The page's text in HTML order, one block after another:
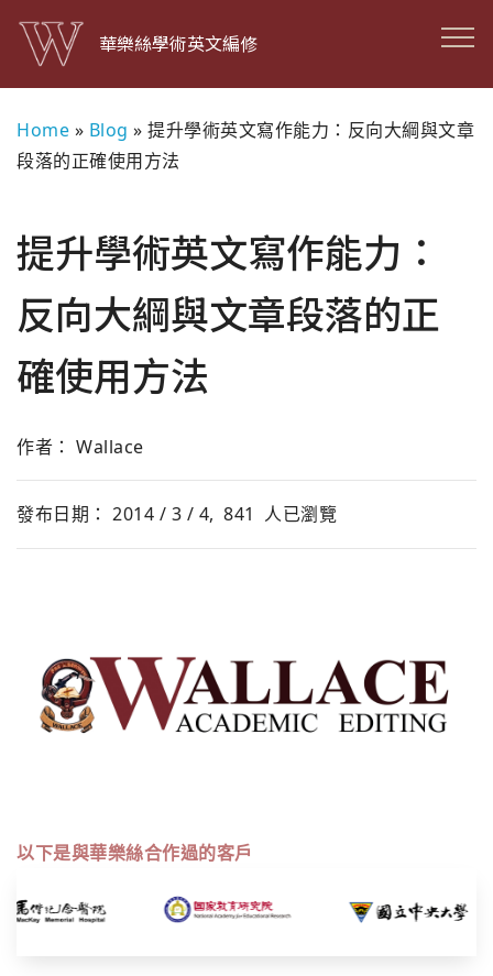
華樂絲學術英文編修
Home » Blog » 提升學術英文寫作能力：反向大綱與文章
段落的正確使用方法
提升學術英文寫作能力：
反向大綱與文章段落的正
確使用方法
作者： Wallace
發布日期： 2014 / 3 / 4, 841 人已瀏覽
以下是與華樂絲合作過的客戶